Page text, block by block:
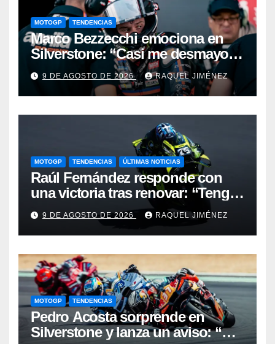
MOTOGP TENDENCIAS
Marco Bezzecchi emociona en
Silverstone: “Casi me desmayo,
pero este podio vale muchísimo”
9 DE AGOSTO DE 2026 RAQUEL JIMÉNEZ
MOTOGP TENDENCIAS ÚLTIMAS NOTICIAS
Raúl Fernández responde con
una victoria tras renovar: “Tengo
que quitarme una barrera mental
para verme realmente luchando
por el Mundial”
9 DE AGOSTO DE 2026 RAQUEL JIMÉNEZ
MOTOGP TENDENCIAS
Pedro Acosta sorprende en
Silverstone y lanza un aviso: “No